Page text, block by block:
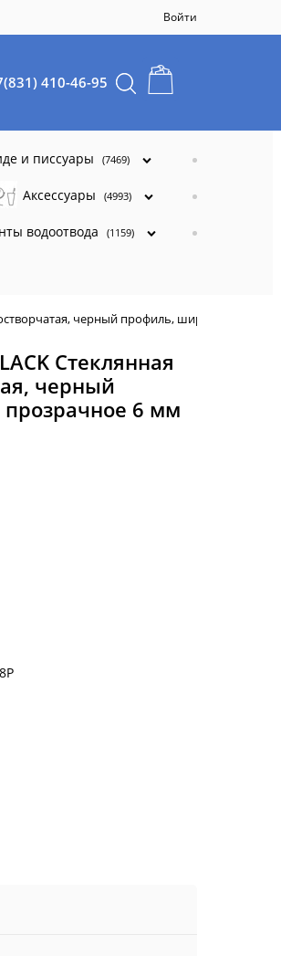
Войти
410-46-95
и писсуары (7469)
Аксессуары (4993)
водоотвода (1159)
черный профиль, ширина 80 см,
Стеклянная
черный
6 мм